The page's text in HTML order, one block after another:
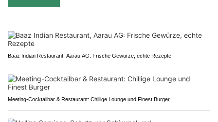
Baaz Indian Restaurant, Aarau AG: Frische Gewürze, echte Rezepte
Meeting-Cocktailbar & Restaurant: Chillige Lounge und Finest Burger